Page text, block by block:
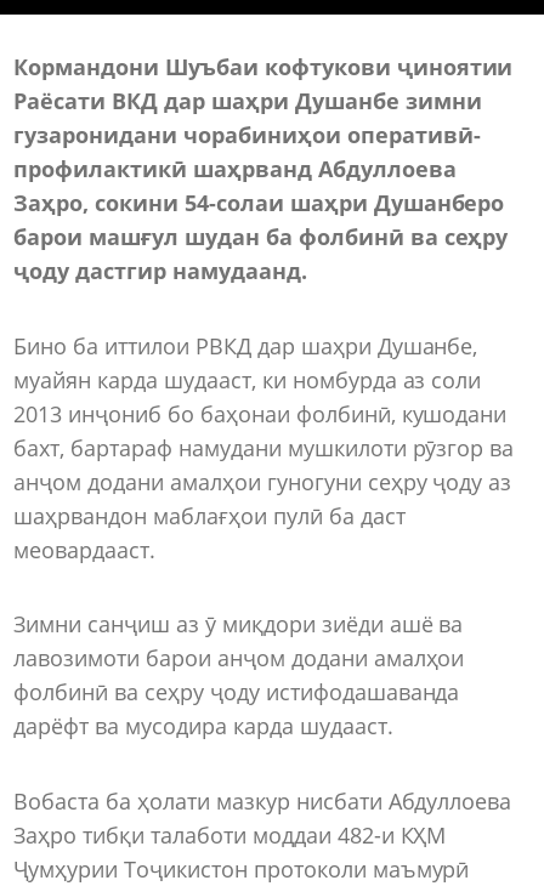
Кормандони Шуъбаи кофтукови ҷиноятии
Раёсати ВКД дар шаҳри Душанбе зимни
гузаронидани чорабиниҳои оперативӣ-
профилактикӣ шаҳрванд Абдуллоева
Заҳро, сокини 54-солаи шаҳри Душанберо
барои машғул шудан ба фолбинӣ ва сеҳру
ҷоду дастгир намудаанд.
Бино ба иттилои РВКД дар шаҳри Душанбе,
муайян карда шудааст, ки номбурда аз соли
2013 инҷониб бо баҳонаи фолбинӣ, кушодани
бахт, бартараф намудани мушкилоти рӯзгор ва
анҷом додани амалҳои гуногуни сеҳру ҷоду аз
шаҳрвандон маблағҳои пулӣ ба даст
меовардааст.
Зимни санҷиш аз ӯ миқдори зиёди ашё ва
лавозимоти барои анҷом додани амалҳои
фолбинӣ ва сеҳру ҷоду истифодашаванда
дарёфт ва мусодира карда шудааст.
Вобаста ба ҳолати мазкур нисбати Абдуллоева
Заҳро тибқи талаботи моддаи 482-и КҲМ
Ҷумҳурии Тоҷикистон протоколи маъмурӣ